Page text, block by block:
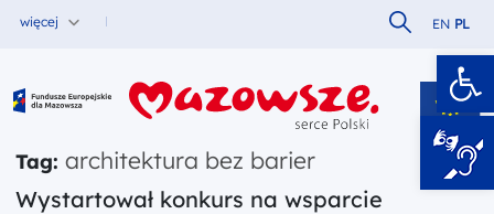
więcej Szukaj w
EN PL
Fundusze Europejskie dla Mazowsza
Tag: architektura bez barier
Wystartował konkurs na wsparcie